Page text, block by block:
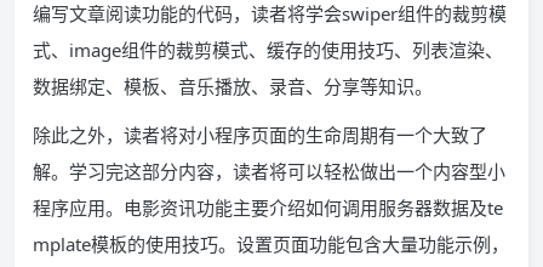
编写文章阅读功能的代码，读者将学会swiper组件的裁剪模
式、image组件的裁剪模式、缓存的使用技巧、列表渲染、
数据绑定、模板、音乐播放、录音、分享等知识。
除此之外，读者将对小程序页面的生命周期有一个大致了
解。学习完这部分内容，读者将可以轻松做出一个内容型小
程序应用。电影资讯功能主要介绍如何调用服务器数据及te
mplate模板的使用技巧。设置页面功能包含大量功能示例，